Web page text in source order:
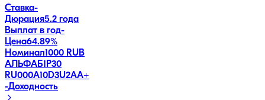
Ставка-
Дюрация5.2 года
Выплат в год-
Цена64.89%
Номинал1000 RUB
АЛЬФАБ1Р30
RU000A10D3U2AA+
-Доходность